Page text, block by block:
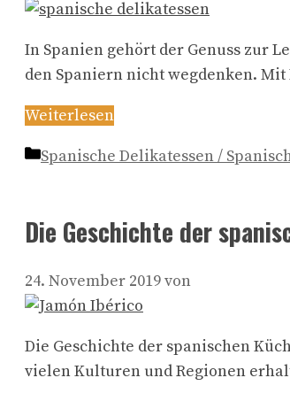
In Spanien gehört der Genuss zur
den Spaniern nicht wegdenken.
Weiterlesen
Kategorien
Spanische Delikatessen /
Die Geschichte der
24. November 2019von
Die Geschichte der spanischen
vielen Kulturen und Regionen